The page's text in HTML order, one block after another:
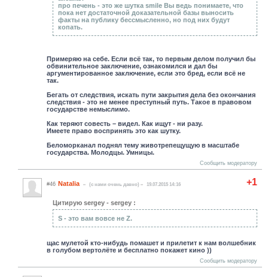
про печень - это же шутка smile Вы ведь понимаете, что
пока нет достаточной доказательной базы выносить
факты на публику бессмысленно, но под них будут
копать.
Примеряю на себе. Если всё так, то первым делом получил бы
обвинительное заключение, ознакомился и дал бы
аргументированное заключение, если это бред, если всё не
так.
Бегать от следствия, искать пути закрытия дела без окончания
следствия - это не менее преступный путь. Такое в правовом
государстве немыслимо.
Как теряют совесть – видел. Как ищут - ни разу.
Имеете право воспринять это как шутку.
Беломорканал поднял тему животрепещущую в масштабе
государства. Молодцы. Умницы.
Сообщить модератору
+1
#46 Natalia (c нами очень давно) 19.07.2015 14:16
Цитирую sergey - sergey :
S - это вам вовсе не Z.
щас мулетой кто-нибудь помашет и прилетит к нам волшебник
в голубом вертолёте и бесплатно покажет кино ))
Сообщить модератору